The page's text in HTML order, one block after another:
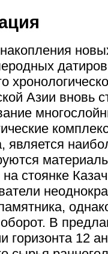
Азии вновь
является
на стоянке
В
горизонта 12